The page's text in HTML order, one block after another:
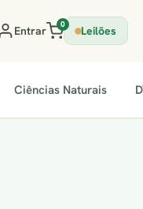
Entrar 0 Leilões
Ciências Naturais